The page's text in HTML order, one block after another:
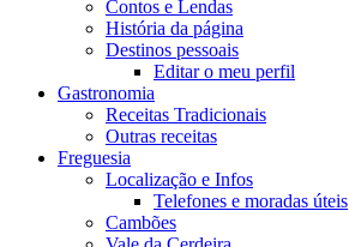
Contos e Lendas
História da página
Destinos pessoais
Editar o meu perfil
Gastronomia
Receitas Tradicionais
Outras receitas
Freguesia
Localização e Infos
Telefones e moradas úteis
Cambões